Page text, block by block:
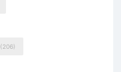
(206)